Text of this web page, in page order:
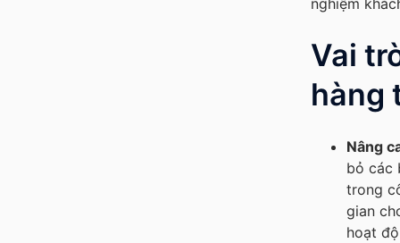
Vai
hàng
Nâng
bỏ các
trong
gian
hoạt